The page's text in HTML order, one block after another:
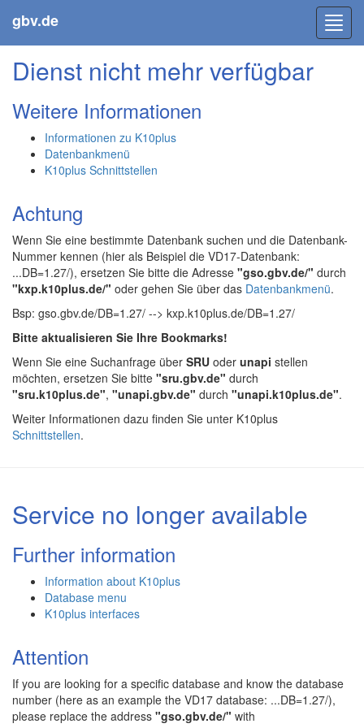
gbv.de
Dienst nicht mehr verfügbar
Weitere Informationen
Informationen zu K10plus
Datenbankmenü
K10plus Schnittstellen
Achtung
Wenn Sie eine bestimmte Datenbank suchen und die Datenbank-
Nummer kennen (hier als Beispiel die VD17-Datenbank:
...DB=1.27/), ersetzen Sie bitte die Adresse "gso.gbv.de/" durch
"kxp.k10plus.de/" oder gehen Sie über das Datenbankmenü.
Bsp: gso.gbv.de/DB=1.27/ --> kxp.k10plus.de/DB=1.27/
Bitte aktualisieren Sie Ihre Bookmarks!
Wenn Sie eine Suchanfrage über SRU oder unapi stellen
möchten, ersetzen Sie bitte "sru.gbv.de" durch
"sru.k10plus.de", "unapi.gbv.de" durch "unapi.k10plus.de".
Weiter Informationen dazu finden Sie unter K10plus
Schnittstellen.
Service no longer available
Further information
Information about K10plus
Database menu
K10plus interfaces
Attention
If you are looking for a specific database and know the database
number (here as an example the VD17 database: ...DB=1.27/),
please replace the address "gso.gbv.de/" with